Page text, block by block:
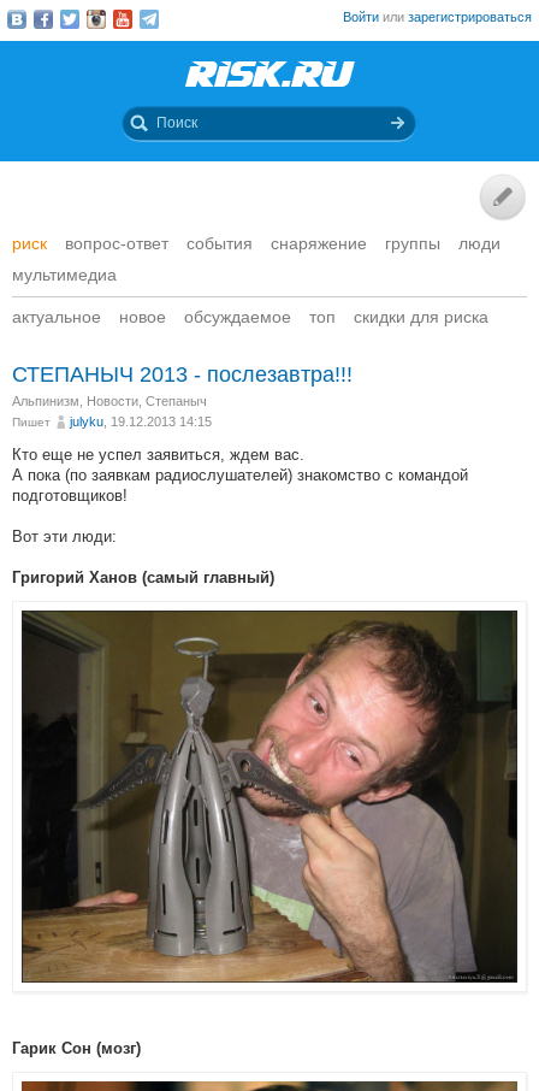
Войти или зарегистрироваться
риск вопрос-ответ события снаряжение группы
люди
мультимедиа
актуальное новое обсуждаемое топ скидки для риска
СТЕПАНЫЧ 2013 - послезавтра!!!
Альпинизм Новости Степаныч
Пишет julyku , 19.12.2013 14:15
Кто еще не успел заявиться, ждем вас.
А пока (по заявкам радиослушателей) знакомство с командой
подготовщиков!
Вот эти люди:
Григорий Ханов (самый главный)
Гарик Сон (мозг)